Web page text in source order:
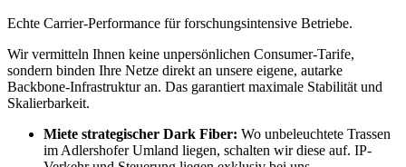
Echte Carrier-Performance für forschungsintensive Betriebe.
Wir vermitteln Ihnen keine unpersönlichen Consumer-Tarife,
sondern binden Ihre Netze direkt an unsere eigene, autarke
Backbone-Infrastruktur an. Das garantiert maximale Stabilität und
Skalierbarkeit.
Miete strategischer Dark Fiber: Wo unbeleuchtete Trassen
im Adlershofer Umland liegen, schalten wir diese auf. IP-